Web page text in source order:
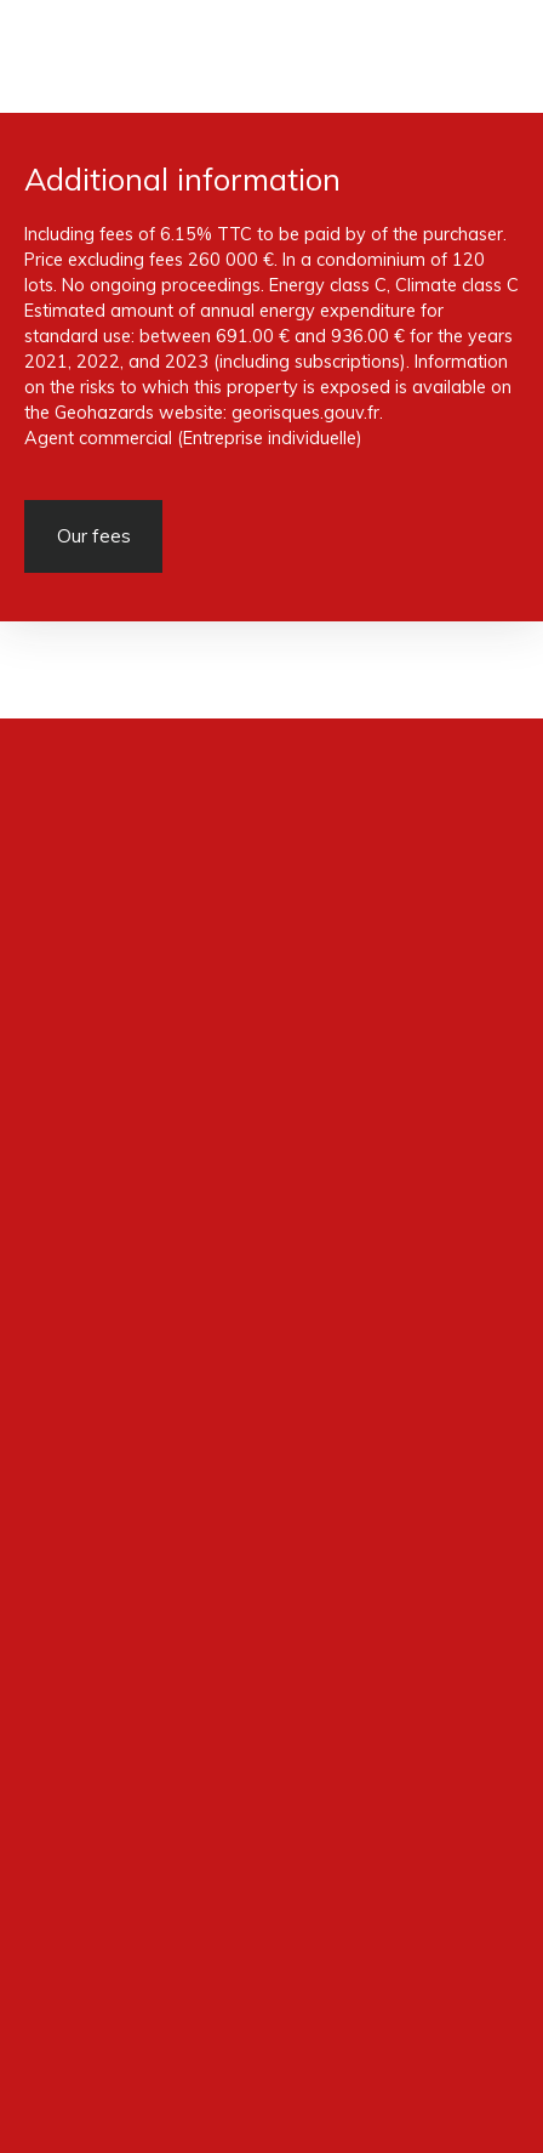
Additional information
Including fees of 6.15% TTC to be paid by of the purchaser.
Price excluding fees 260 000 €. In a condominium of 120
lots. No ongoing proceedings. Energy class C, Climate class C
Estimated amount of annual energy expenditure for
standard use: between 691.00 € and 936.00 € for the years
2021, 2022, and 2023 (including subscriptions). Information
on the risks to which this property is exposed is available on
the Geohazards website: georisques.gouv.fr.
Agent commercial (Entreprise individuelle)
Our fees